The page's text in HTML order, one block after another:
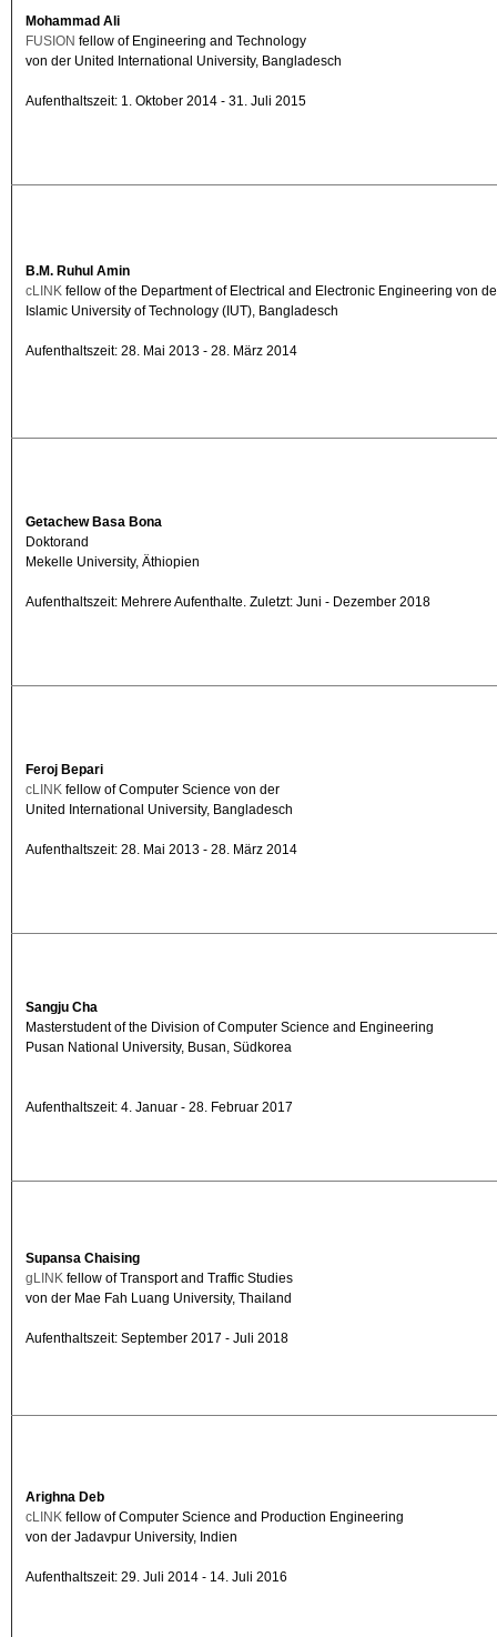
Mohammad Ali
FUSION fellow of Engineering and Technology
von der United International University, Bangladesch
Aufenthaltszeit: 1. Oktober 2014 - 31. Juli 2015
B.M. Ruhul Amin
cLINKfellow of the Department of Electrical and Electronic Engineering von
Islamic University of Technology (IUT), Bangladesch
Aufenthaltszeit: 28. Mai 2013 - 28. März 2014
Getachew Basa Bona
Doktorand
Mekelle University, Äthiopien
Aufenthaltszeit: Mehrere Aufenthalte. Zuletzt: Juni - Dezember 2018
Feroj Bepari
cLINKfellow of Computer Science von der
United International University, Bangladesch
Aufenthaltszeit: 28. Mai 2013 - 28. März 2014
Sangju Cha
Masterstudent of the Division of Computer Science and Engineering
Pusan National University, Busan, Südkorea
Aufenthaltszeit: 4. Januar - 28. Februar 2017
Supansa Chaising
gLINKfellow of Transport and Traffic Studies
von der Mae Fah Luang University, Thailand
Aufenthaltszeit: September 2017 - Juli 2018
Arighna Deb
cLINKfellow of Computer Science and Production Engineering
von der Jadavpur University, Indien
Aufenthaltszeit: 29. Juli 2014 - 14. Juli 2016